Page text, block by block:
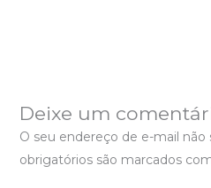
Deixe um
O seu endereço de e-mail não
obrigatórios são marcados